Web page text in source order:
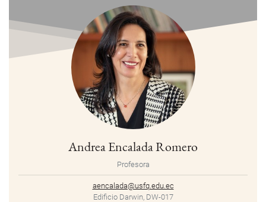
Andrea Encalada Romero
Profesora
aencalada@usfq.edu.ec
Edificio Darwin, DW-017